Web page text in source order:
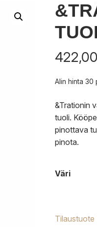
422,00
Alin hinta 30
&Trationin
tuoli.
pinottava
pinota.
Väri
Tilaustuote